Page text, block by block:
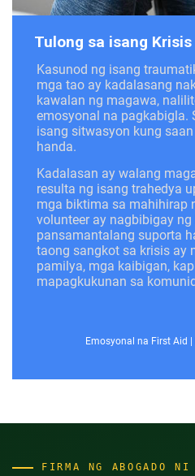
Tulong sa isang Krisis
Kasunod ng isang
mga tao ay kadalasang
kawalan ng magawa,
emosyonal na pagkabigla.
isang sitwasyon kung
handa.
Kadalasan ay walang
resulta ng isang trahedya
mga biktima sa mahihirap
volunteer ay nagbibigay
pansamantalang suporta
taong sangkot sa krisis ay
pamilya, mga kaibigan,
mapagkukunan sa
Emosyonal na First Aid
FIRMA NG ABOGADO